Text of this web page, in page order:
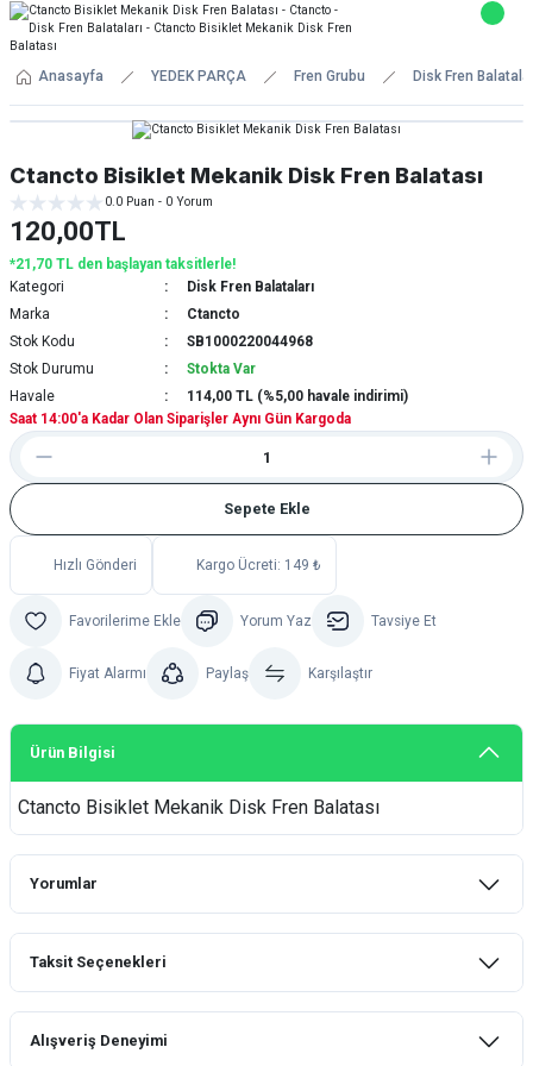
Anasayfa YEDEK PARÇA Fren Grubu Disk Fren
Ctancto Bisiklet Mekanik Disk Fren Balatası
0.0 Puan - 0 Yorum
120,00TL
*21,70 TL den başlayan taksitlerle!
Kategori
Disk Fren Balataları
Marka
Ctancto
Stok Kodu
SB1000220044968
Stok Durumu
Stokta Var
Havale
114,00 TL (%5,00 havale indirimi)
Saat 14:00'a Kadar Olan Siparişler Aynı Gün Kargoda
Sepete Ekle
Hızlı Gönderi Kargo Ücreti: 149 ₺
Yorum Yaz Tavsiye Et
Fiyat Alarmı Paylaş Karşılaştır
Ürün Bilgisi
Ctancto Bisiklet Mekanik Disk Fren Balatası
Yorumlar
Taksit Seçenekleri
Alışveriş Deneyimi